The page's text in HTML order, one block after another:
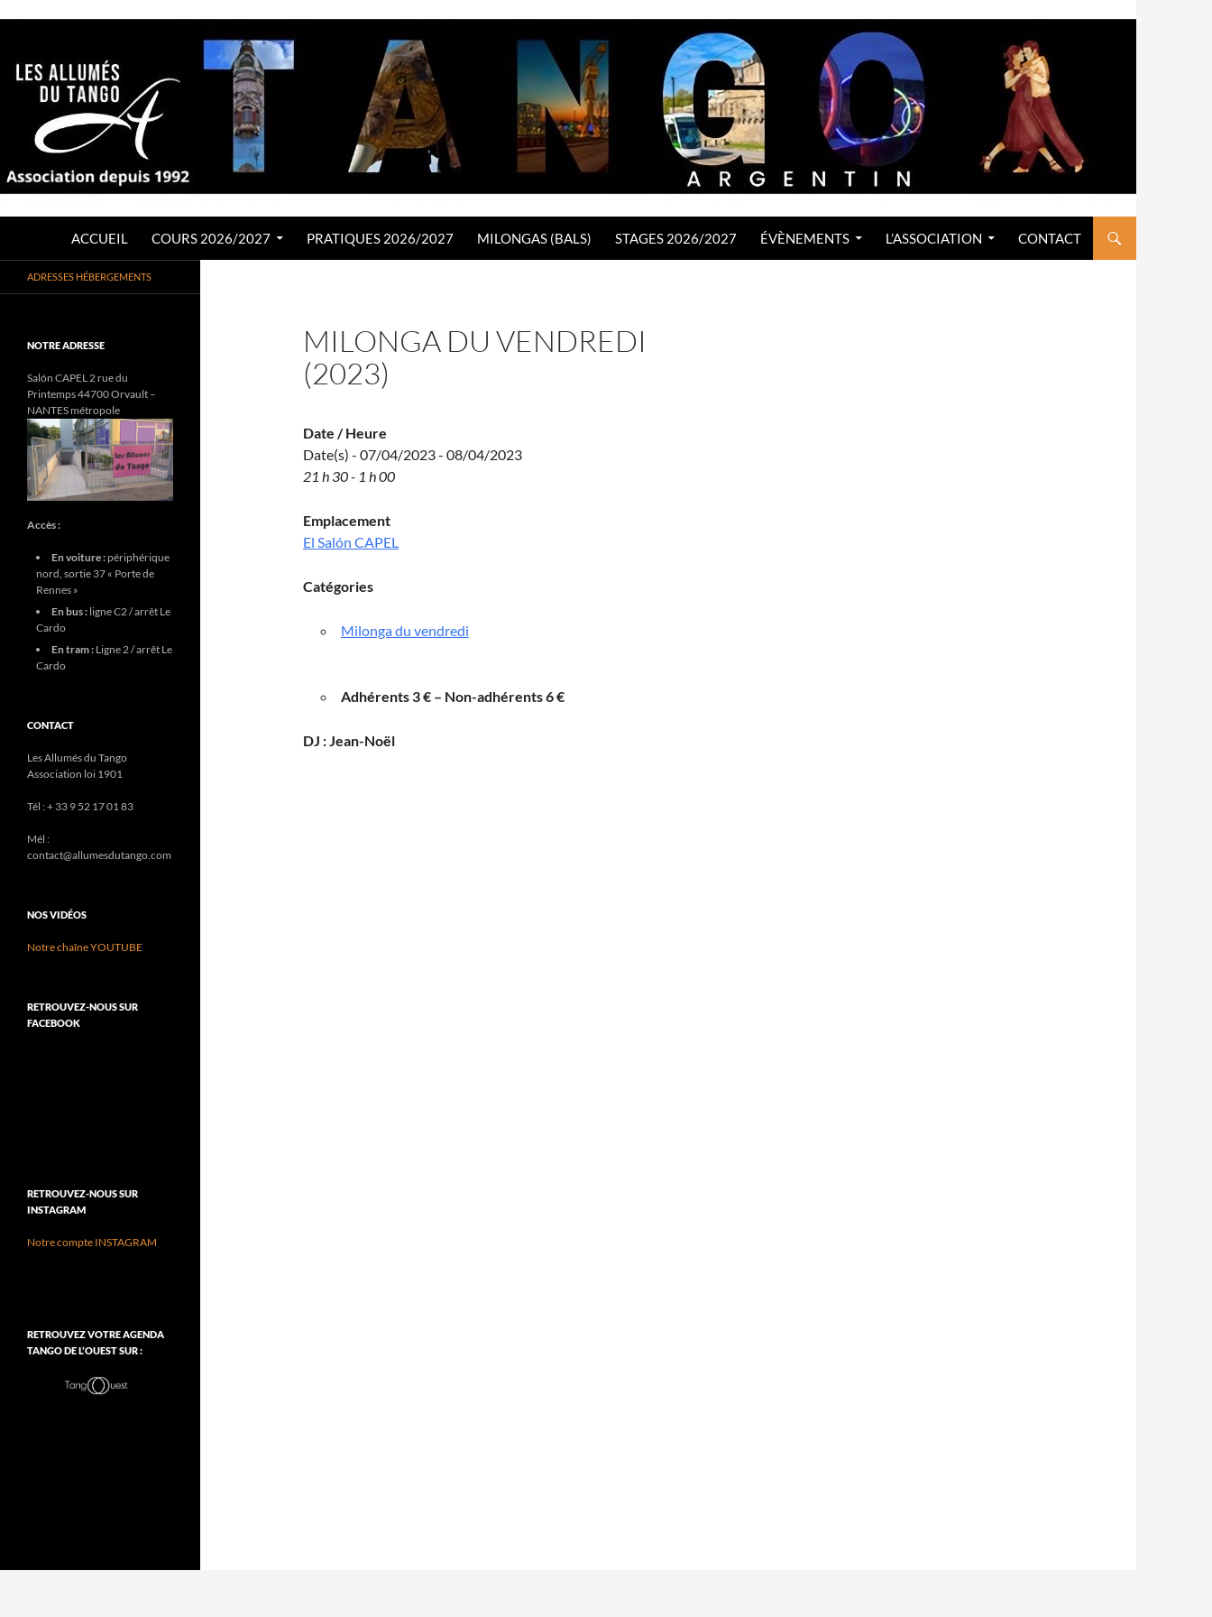
LES ALLUMÉS DU TANGO
ACCUEIL COURS 2026/2027 PRATIQUES 2026/2027 MILONGAS (BALS) STAGES 2026/2027 ÉVÈNEMENTS L’ASSOCIATION CONTACT
MILONGA DU VENDREDI
(2023)
Date / Heure
Date(s) - 07/04/2023 - 08/04/2023
21 h 30 - 1 h 00
Emplacement
El Salón CAPEL
Catégories
Milonga du vendredi
Adhérents 3 € – Non-adhérents 6 €
DJ : Jean-Noël
Association de Tango Argentin
depuis 1992
ADRESSES HÉBERGEMENTS
NOTRE ADRESSE
Salón CAPEL 2 rue du
Printemps 44700 Orvault –
NANTES métropole
Accès :
En voiture : périphérique
nord, sortie 37 « Porte de
Rennes »
En bus : ligne C2 / arrêt Le
Cardo
En tram : Ligne 2 / arrêt Le
Cardo
CONTACT
Les Allumés du Tango
Association loi 1901
Tél : + 33 9 52 17 01 83
Mél :
contact@allumesdutango.com
NOS VIDÉOS
Notre chaîne YOUTUBE
RETROUVEZ-NOUS SUR
FACEBOOK
RETROUVEZ-NOUS SUR
INSTAGRAM
Notre compte INSTAGRAM
RETROUVEZ VOTRE AGENDA
TANGO DE L’OUEST SUR :